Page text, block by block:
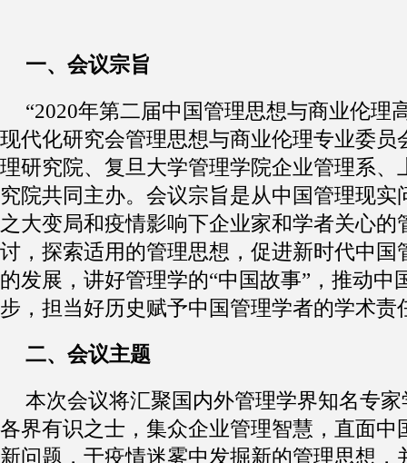
一、 会议宗旨
“2020年第二届中国管理思想与商业伦理
现代化研究会管理思想与商业伦理专业委员
理研究院、 复旦大学管理学院企业管理系、
究院共同主办。 会议宗旨是从中国管理现实
之大变局和疫情影响下企业家和学者关心的
讨 ， 探索适用的管理思想 ， 促进新时代中国
的发展 ， 讲好管理学的“中国故事”， 推动中
步 ， 担当好历史赋予中国管理学者的学术责
二、 会议主题
本次会议将汇聚国内外管理学界知名专家
各界有识之士 ， 集众企业管理智慧 ， 直面中
新问题 ， 于疫情迷雾中发掘新的管理思想 ，